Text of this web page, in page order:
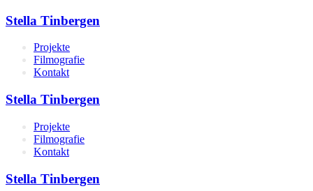
Stella Tinbergen
Projekte
Filmografie
Kontakt
Stella Tinbergen
Projekte
Filmografie
Kontakt
Stella Tinbergen